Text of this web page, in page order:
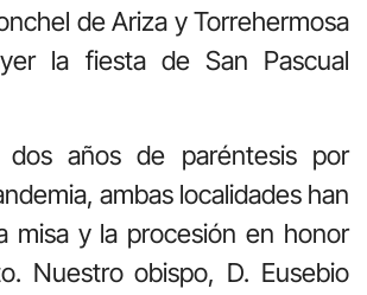
de Ariza y Torrehermosa
la fiesta de San Pascual
dos años de paréntesis por
ambas localidades han
misa y la procesión en honor
Nuestro obispo, D. Eusebio